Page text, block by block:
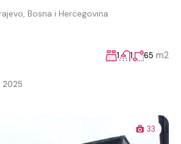
Bosna i Hercegovina
1 1 65 m2
2025
33